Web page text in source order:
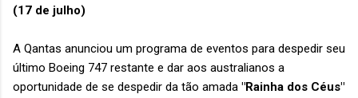
(17 de julho)
A Qantas anunciou um programa de eventos para despedir seu
último Boeing 747 restante e dar aos australianos a
oportunidade de se despedir da tão amada "Rainha dos Céus"